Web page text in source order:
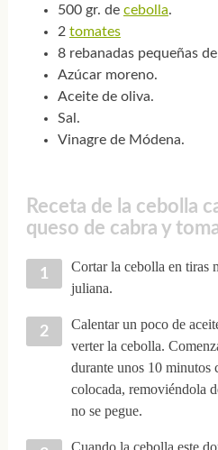
500 gr. de cebolla.
2 tomates
8 rebanadas pequeñas
Azúcar moreno.
Aceite de oliva.
Sal.
Vinagre de Módena.
Receta de la cebolla
queso de cabra y
Cortar la cebolla en tiras
juliana.
Calentar un poco de
verter la cebolla.
durante unos 10 minutos
colocada, removiéndola
no se pegue.
Cuando la cebolla este